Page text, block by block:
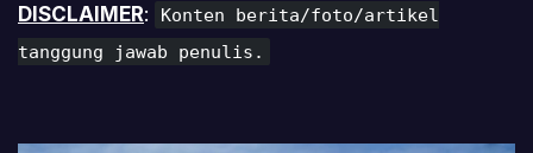
DISCLAIMER:
Konten berita/foto/artikel
tanggung jawab penulis.